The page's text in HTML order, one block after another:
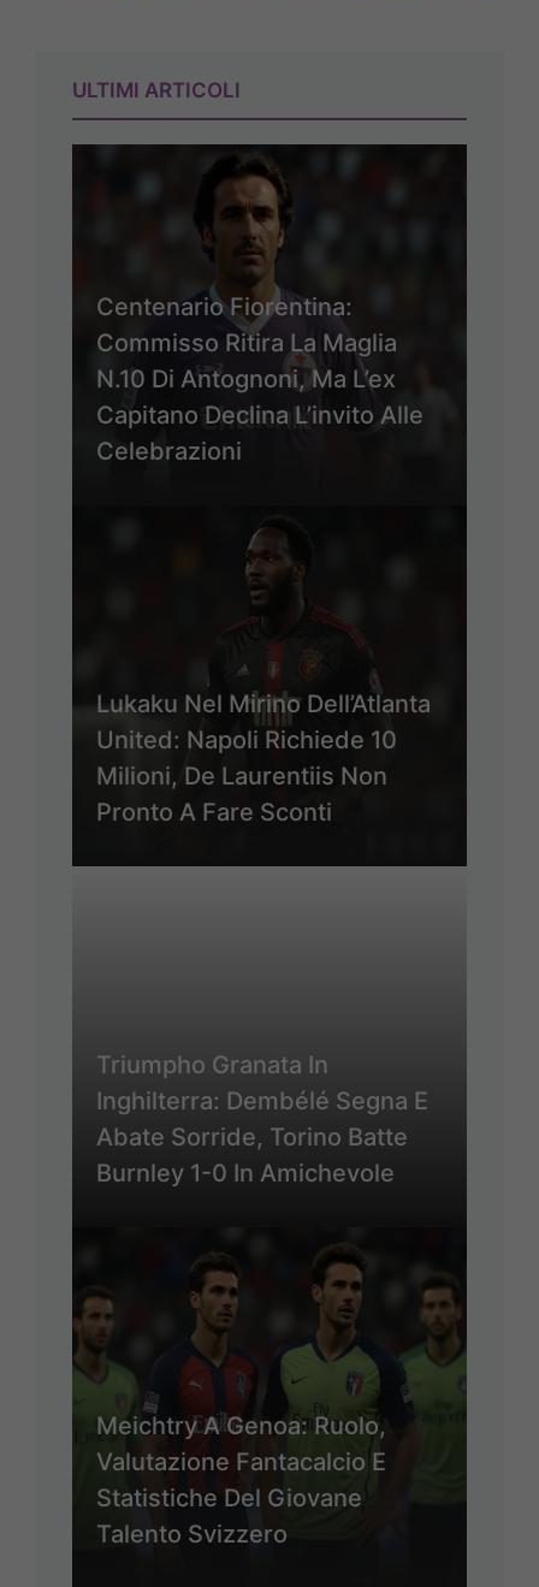
ULTIMI ARTICOLI
Centenario Fiorentina:
Commisso Ritira La Maglia
N.10 Di Antognoni, Ma L’ex
Capitano Declina L’invito Alle
Celebrazioni
Lukaku Nel Mirino Dell’Atlanta
United: Napoli Richiede 10
Milioni, De Laurentiis Non
Pronto A Fare Sconti
Triumpho Granata In
Inghilterra: Dembélé Segna E
Abate Sorride, Torino Batte
Burnley 1-0 In Amichevole
Meichtry A Genoa: Ruolo,
Valutazione Fantacalcio E
Statistiche Del Giovane
Talento Svizzero